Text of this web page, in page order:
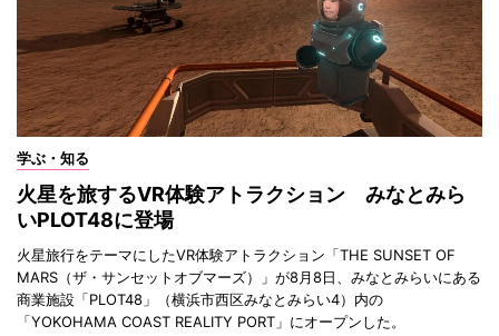
学ぶ・知る
火星を旅するVR体験アトラクション みなとみら
いPLOT48に登場
火星旅行をテーマにしたVR体験アトラクション「THE SUNSET OF
MARS（ザ・サンセットオブマーズ）」が8月8日、みなとみらいにある
商業施設「PLOT48」（横浜市西区みなとみらい4）内の
「YOKOHAMA COAST REALITY PORT」にオープンした。